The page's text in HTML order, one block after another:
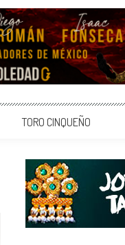
TORO CINQUEÑO